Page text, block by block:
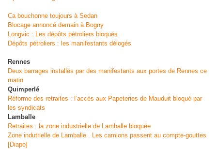
Ca bouchonne toujours à Sedan
Blocage annoncé demain à Bogny
Longvic : Les dépôts pétroliers bloqués
Dépôts pétroliers : les manifestants délogés
Rennes
Deux barrages installés par des manifestants aux portes de Rennes ce
matin
Quimperlé
Réforme des retraites : l’accès aux Papeteries de Mauduit bloqué par
les syndicats
Lamballe
Retraites : la zone industrielle de Lamballe bloquée
Zone indutrielle de Lamballe . Les camions passent au compte-gouttes
[Diapo]